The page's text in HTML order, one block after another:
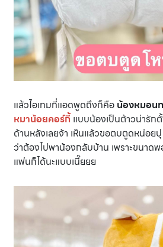
แล้วไอเทมที่แอดพูดถึงก็คือ น้องหมอน
หมาน้อยคอร์กี้ แบบน้องเป็นต้าวน่ารัก
ด้านหลังเลยจ้า เห็นแล้วขอตบตูดหน่อย
ว่าต้องไปพาน้องกลับบ้าน เพราะขนาด
แฟนก็ได้นะแบบเนี๊ยยย